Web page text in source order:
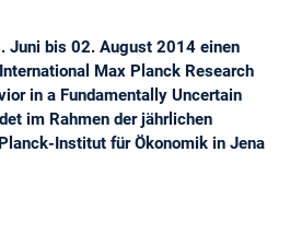
Juni bis 02. August 2014 einen
Max Planck Research
in a Fundamentally Uncertain
im Rahmen der jährlichen
Institut für Ökonomik in Jena